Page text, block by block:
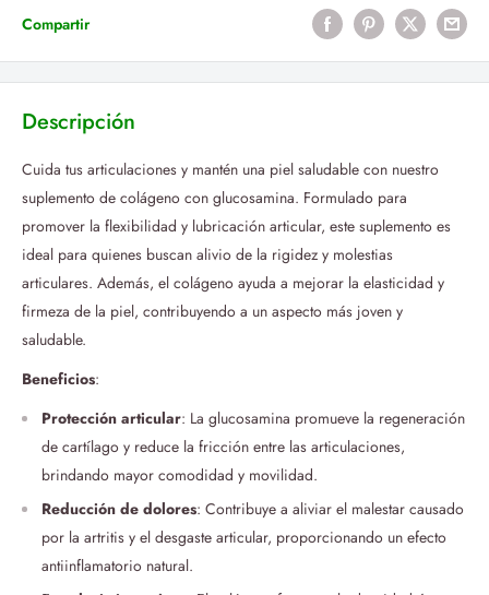
Compartir
Descripción
Cuida tus articulaciones y mantén una piel saludable con nuestro
suplemento de colágeno con glucosamina. Formulado para
promover la flexibilidad y lubricación articular, este suplemento es
ideal para quienes buscan alivio de la rigidez y molestias
articulares. Además, el colágeno ayuda a mejorar la elasticidad y
firmeza de la piel, contribuyendo a un aspecto más joven y
saludable.
Beneficios:
Protección articular: La glucosamina promueve la regeneración
de cartílago y reduce la fricción entre las articulaciones,
brindando mayor comodidad y movilidad.
Reducción de dolores: Contribuye a aliviar el malestar causado
por la artritis y el desgaste articular, proporcionando un efecto
antiinflamatorio natural.